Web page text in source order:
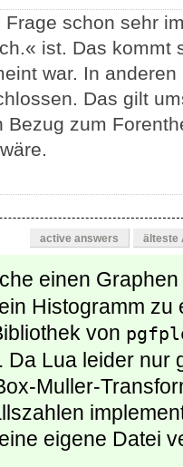
Frage schon sehr
ist. Das kommt
war. In
Das gilt
Bezug zum
active answers älteste
einen
Histogramm
von
Da Lua leider nur
Muller-
eigene Datei